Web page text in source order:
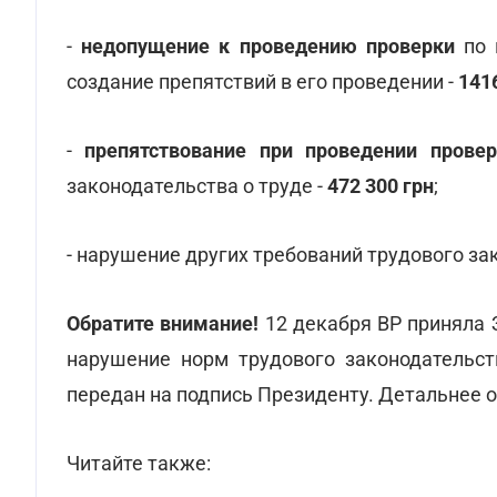
- недопущение к проведению проверкипо
создание препятствий в его проведении -
- препятствование при проведении
законодательства о труде -472 300 грн;
- нарушение других требований трудового
Обратите внимание! 12 декабря ВР
нарушение норм трудового
передан на подпись Президенту. Детальнее
Читайте также: